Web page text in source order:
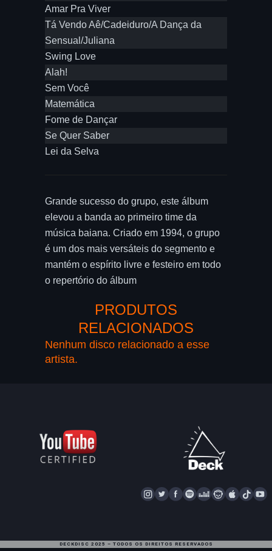
Amar Pra Viver
Tá Vendo Aê/Cadeiduro/A Dança da
Sensual/Juliana
Swing Love
Alah!
Sem Você
Matemática
Fome de Dançar
Se Quer Saber
Lei da Selva
Grande sucesso do grupo, este álbum
elevou a banda ao primeiro time da
música baiana. Criado em 1994, o grupo
é um dos mais versáteis do segmento e
mantém o espírito livre e festeiro em todo
o repertório do álbum
PRODUTOS
RELACIONADOS
Nenhum disco relacionado a esse
artista.
I
N
T
W
F
A
S
P
D
E
N
A
A
P
T
DECKDISC 2025 – TODOS OS DIREITOS RESERVADOS